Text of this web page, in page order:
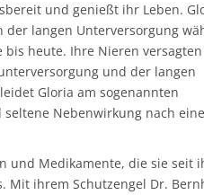
und genießt ihr Leben.
der langen Unterversorgung
heute. Ihre Nieren versagten
und der langen
Gloria am sogenannten
Nebenwirkung nach
und Medikamente, die sie seit
Mit ihrem Schutzengel Dr.